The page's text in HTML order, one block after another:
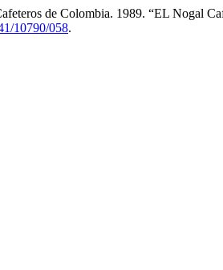
de Colombia. 1989. “EL Nogal
10790/058.